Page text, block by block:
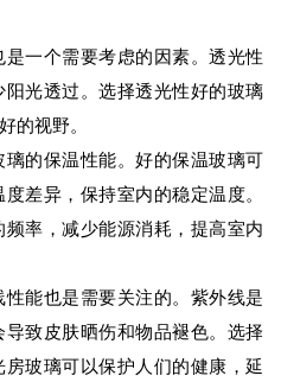
一个需要考虑的因素。透光性
光透过。选择透光性好的玻璃
的视野。
的保温性能。好的保温玻璃可
差异，保持室内的稳定温度。
率，减少能源消耗，提高室内
能也是需要关注的。紫外线是
致皮肤晒伤和物品褪色。选择
玻璃可以保护人们的健康，延